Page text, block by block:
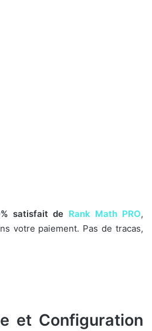
satisfait de Rank Math PRO,
votre paiement. Pas de tracas,
et Configuration